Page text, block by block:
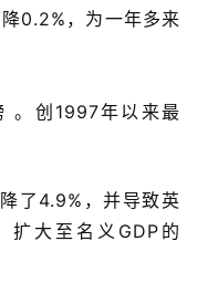
0.2%，为一年多来
。创1997年以来最
了4.9%，并导致英
扩大至名义GDP的